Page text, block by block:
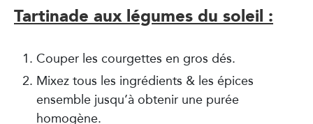
Tartinade aux légumes du soleil :
Couper les courgettes en gros dés.
Mixez tous les ingrédients & les épices
ensemble jusqu’à obtenir une purée
homogène.